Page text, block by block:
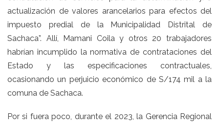
actualización de valores arancelarios para efectos del
impuesto predial de la Municipalidad Distrital de
Sachaca”. Allí, Mamani Coila y otros 20 trabajadores
habrían incumplido la normativa de contrataciones del
Estado y las especificaciones contractuales,
ocasionando un perjuicio económico de S/174 mil a la
comuna de Sachaca.
Por si fuera poco, durante el 2023, la Gerencia Regional